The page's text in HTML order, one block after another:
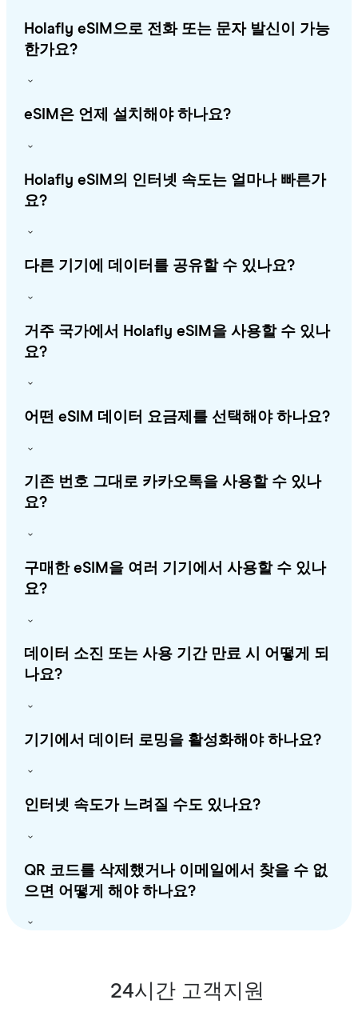
Holafly eSIM으로 전화 또는 문자 발신이 가능
한가요?
eSIM은 언제 설치해야 하나요?
Holafly eSIM의 인터넷 속도는 얼마나 빠른가
요?
다른 기기에 데이터를 공유할 수 있나요?
거주 국가에서 Holafly eSIM을 사용할 수 있나
요?
어떤 eSIM 데이터 요금제를 선택해야 하나요?
기존 번호 그대로 카카오톡을 사용할 수 있나
요?
구매한 eSIM을 여러 기기에서 사용할 수 있나
요?
데이터 소진 또는 사용 기간 만료 시 어떻게 되
나요?
기기에서 데이터 로밍을 활성화해야 하나요?
인터넷 속도가 느려질 수도 있나요?
QR 코드를 삭제했거나 이메일에서 찾을 수 없
으면 어떻게 해야 하나요?
24시간 고객지원